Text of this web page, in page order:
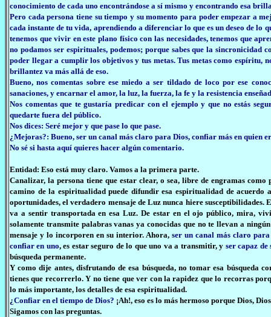
conocimiento de cada uno encontrándose a sí mismo y encontrando esa
Pero cada persona tiene su tiempo y su momento para poder empezar a
cada instante de tu vida, aprendiendo a diferenciar lo que es un deseo de lo
tenemos que vivir en este plano físico con las necesidades, tenemos que
no podamos ser espirituales, podemos; porque sabes que la
poder llegar a cumplir los objetivos y tus metas. Tus metas como espíritu,
brillantez va más allá de eso.
Bueno, nos comentas sobre ese miedo a ser tildado de loco por ese
sanaciones, y encarnar el amor, la luz, la fuerza, la fe y la resistencia
Nos comentas que te gustaría predicar con el ejemplo y que no estás
quedarte fuera del público.
Nos dices: Seré mejor y que pase lo que pase.
¿Mejoras?: Bueno, ser un canal más claro para Dios, confiar más en quien
No sé si hasta aquí quieres hacer algún comentario.
Entidad: Eso está muy claro. Vamos a la primera parte.
Canalizar, la persona tiene que estar clear, o sea, libre de engramas
camino de la espiritualidad puede difundir esa espiritualidad de acuerdo
oportunidades, el verdadero mensaje de Luz nunca hiere susceptibilidades.
va a sentir transportada en esa Luz. De estar en el ojo público, mira,
solamente transmite palabras vanas ya conocidas que no te llevan a
mensaje y lo incorporen en su interior. Ahora, ser un canal más claro para
confiar en uno, es estar seguro de lo que uno va a transmitir, y ser capaz
búsqueda permanente.
Y como dije antes, disfrutando de esa búsqueda, no tomar esa búsqueda
tienes que recorrerlo. Y no tiene que ver con la rapidez que lo recorras
lo más importante, los detalles de esa espiritualidad.
¿Confiar en el tiempo de Dios? ¡Ah!, eso es lo más hermoso porque Dios,
Sigamos con las preguntas.